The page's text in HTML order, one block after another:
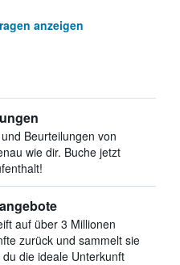
anzeigen
Beurteilungen von
wie dir. Buche jetzt
auf über 3 Millionen
zurück und sammelt sie
die ideale Unterkunft